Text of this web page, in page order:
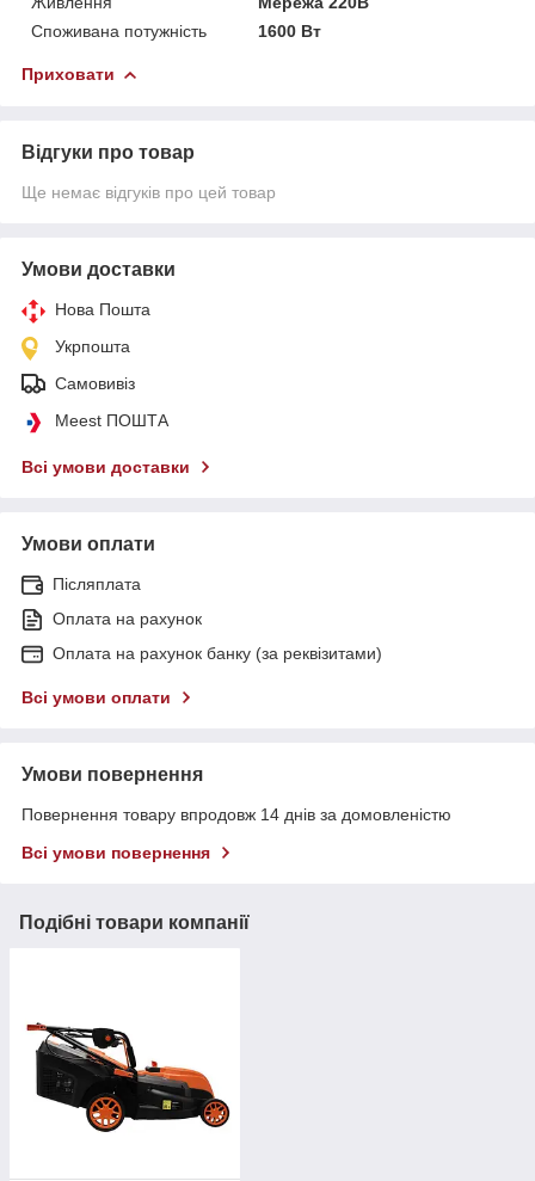
Споживана потужність
1600 Вт
Приховати
Відгуки про товар
Ще немає відгуків про цей товар
Умови доставки
Нова Пошта
Укрпошта
Самовивіз
Meest ПОШТА
Всі умови доставки
Умови оплати
Післяплата
Оплата на рахунок
Оплата на рахунок банку (за реквізитами)
Всі умови оплати
Умови повернення
Повернення товару впродовж 14 днів за домовленістю
Всі умови повернення
Подібні товари компанії